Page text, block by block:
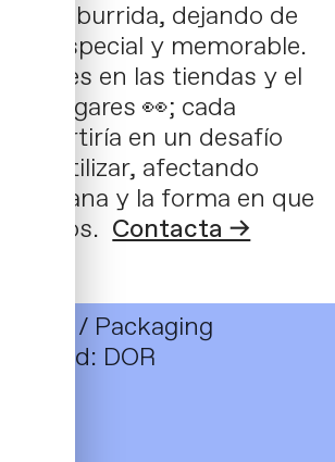
y aburrida, dejando de
especial y memorable.
en las tiendas y el
los hogares 👀; cada
convertiría en un desafío
y utilizar, afectando
cotidiana y la forma en que
ellos. Contacta →
/ Packaging
DOR